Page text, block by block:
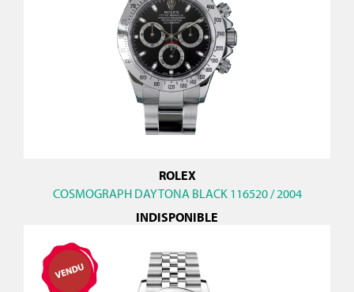
ROLEX
COSMOGRAPH DAYTONA BLACK 116520 / 2004
INDISPONIBLE